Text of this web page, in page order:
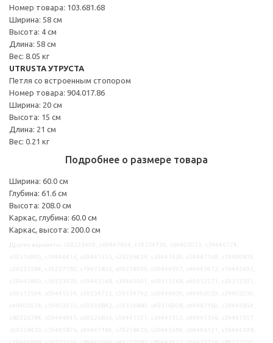
Номер товара: 103.681.68
Ширина: 58 см
Высота: 4 см
Длина: 58 см
Вес: 8.05 кг
UTRUSTA УТРУСТА
Петля со встроенным стопором
Номер товара: 904.017.86
Ширина: 20 см
Высота: 15 см
Длина: 21 см
Вес: 0.21 кг
Подробнее о размере товара
Ширина: 60.0 см
Глубина: 61.6 см
Высота: 208.0 см
Каркас, глубина: 60.0 см
Каркас, высота: 200.0 см